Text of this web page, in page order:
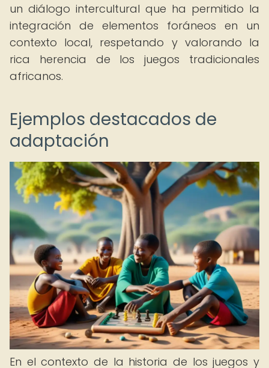
un diálogo intercultural que ha permitido la
integración de elementos foráneos en un
contexto local, respetando y valorando la
rica herencia de los juegos tradicionales
africanos.
Ejemplos destacados de
adaptación
En el contexto de la historia de los juegos y